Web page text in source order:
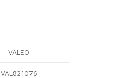
VALEO
VAL821076